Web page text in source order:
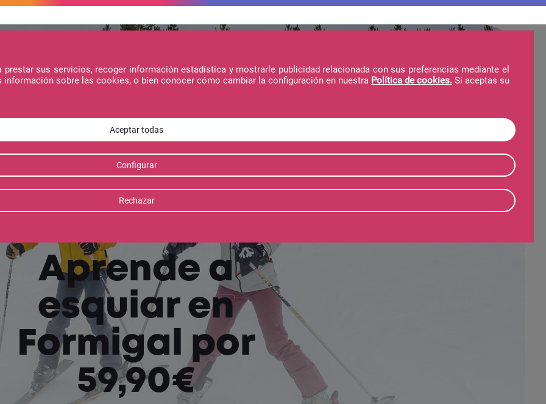
sus servicios, recoger información estadística y mostrarle publicidad relacionada con sus preferencias mediante el
sobre las cookies, o bien conocer cómo cambiar la configuración en nuestra Política de cookies. Si aceptas su
Actividades
Aprende a
esquiar en
Formigal por
59,90€